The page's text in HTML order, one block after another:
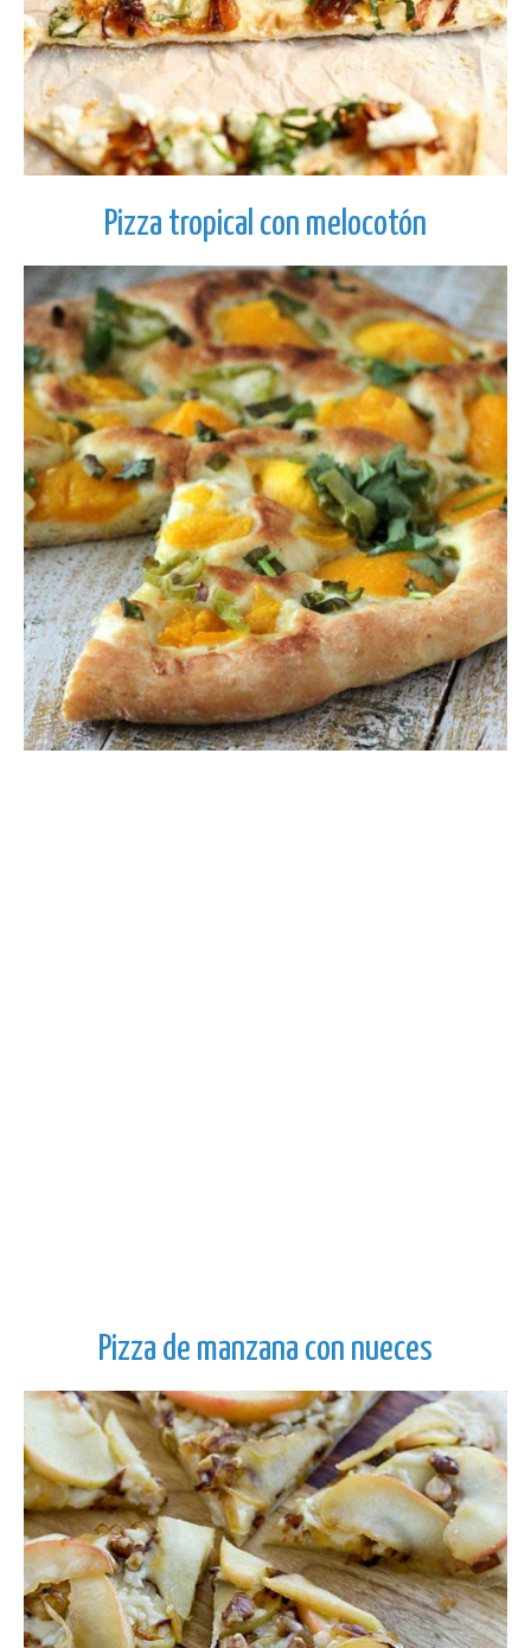
Pizza tropical con melocotón
Pizza de manzana con nueces